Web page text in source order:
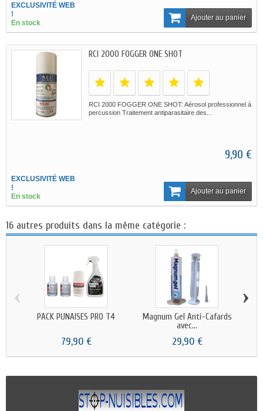
EXCLUSIVITÉ WEB
!
En stock
Ajouter au panier
RCI 2000 FOGGER ONE SHOT
RCI 2000 FOGGER ONE SHOT: Aérosol professionnel à
percussion Traitement antiparasitaire des...
9,90 €
EXCLUSIVITÉ WEB
!
En stock
Ajouter au panier
16 autres produits dans la même catégorie :
PACK PUNAISES PRO T4
79,90 €
Magnum Gel Anti-Cafards
avec...
29,90 €
‹ ›